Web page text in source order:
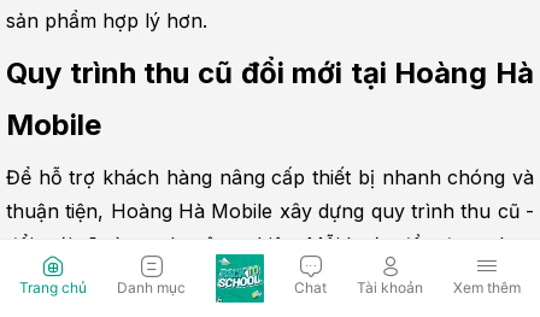
sản phẩm hợp lý hơn.
Quy trình thu cũ đổi mới tại Hoàng Hà
Mobile
Để hỗ trợ khách hàng nâng cấp thiết bị nhanh chóng và
thuận tiện, Hoàng Hà Mobile xây dựng quy trình thu cũ -
đổi mới rõ ràng, chuyên nghiệp. Mỗi bước đều được thực
hiện minh bạch nhằm đảm bảo quyền lợi tối đa cho
Trang chủ Danh mục Chat Tài khoản Xem thêm